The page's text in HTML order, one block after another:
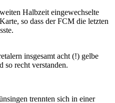
Halbzeit eingewechselte
so dass der FCM die letzten
insgesamt acht (!) gelbe
so recht verstanden.
trennten sich in einer